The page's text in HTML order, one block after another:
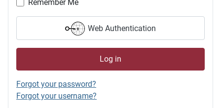
Remember Me
Web Authentication
Log in
Forgot your password?
Forgot your username?